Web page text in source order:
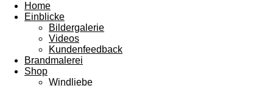
Home
Einblicke
Bildergalerie
Videos
Kundenfeedback
Brandmalerei
Shop
Windliebe